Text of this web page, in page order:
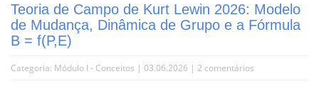
Teoria de Campo de Kurt Lewin 2026: Modelo
de Mudança, Dinâmica de Grupo e a Fórmula
B = f(P,E)
Categoria: Módulo I - Conceitos | 03.06.2026 | 2 comentários